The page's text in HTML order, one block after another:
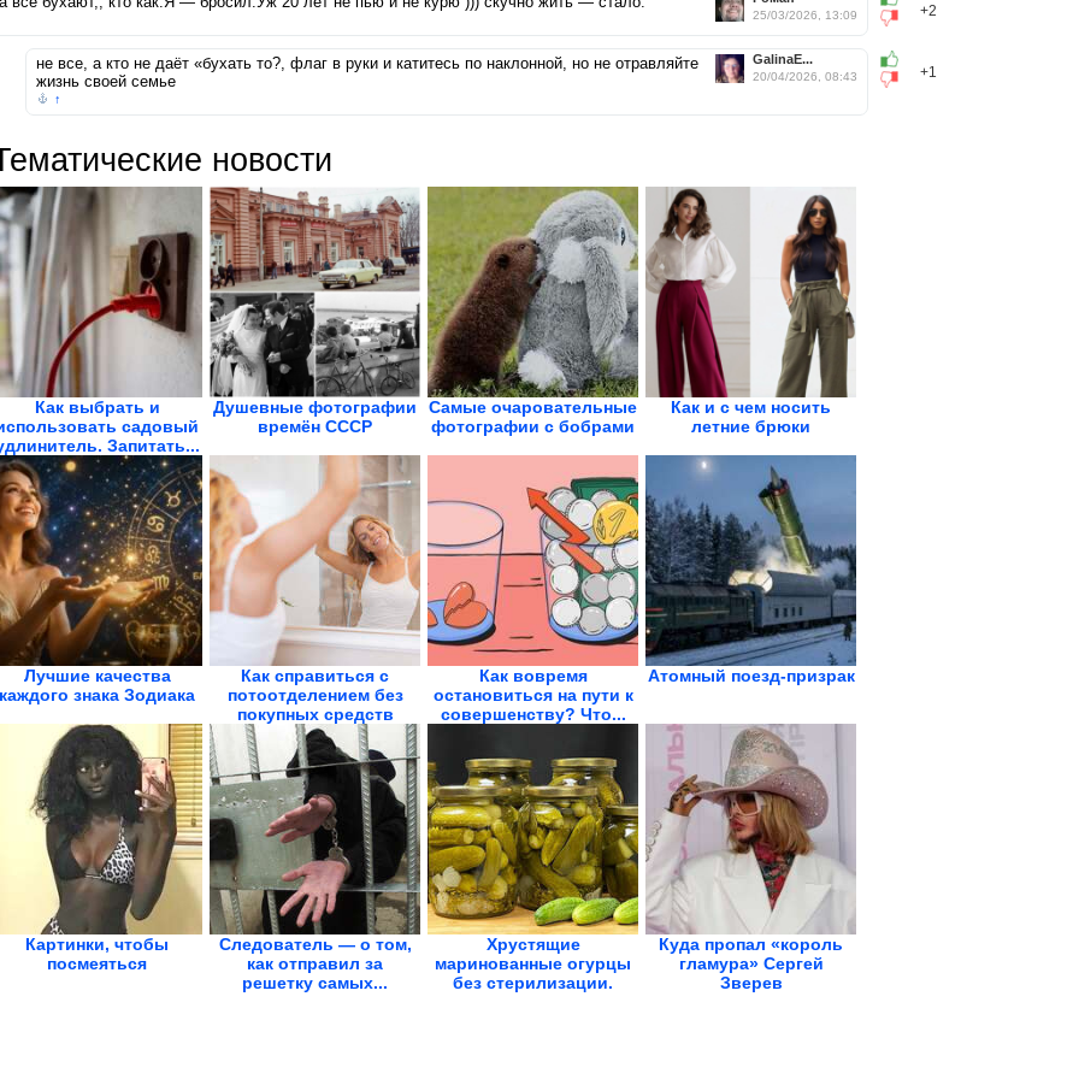
+2
25/03/2026, 13:09
+1
GalinaE...
20/04/2026, 08:43
не все, а кто не даёт «бухать то?, флаг в руки и катитесь по наклонной, но не отравляйте
жизнь своей семье
↑
новости
Как выбрать и
садовый
Запитать...
Душевные фотографии
времён СССР
Самые очаровательные
фотографии с бобрами
Как и с чем носить
летние брюки
Лучшие качества
каждого знака Зодиака
Как справиться с
потоотделением без
покупных средств
Как вовремя
остановиться на пути к
совершенству? Что...
Атомный поезд-призрак
Картинки, чтобы
посмеяться
Следователь — о том,
как отправил за
решетку самых...
Хрустящие
маринованные огурцы
без стерилизации.
Куда пропал «король
гламура» Сергей
Зверев